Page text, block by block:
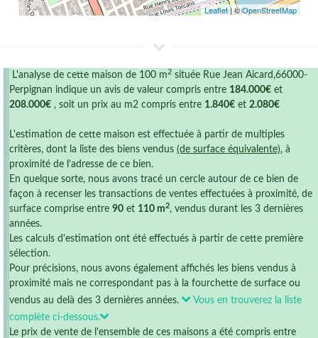
Leaflet| ©OpenStreetMap
L'analyse de cette maison de 100 m 2 située Rue Jean Aicard,66000-
Perpignan indique un avis de valeur compris entre 184.000€ et
208.000€ , soit un prix au m2 compris entre 1.840€ et 2.080€
L'estimation de cette maison est effectuée à partir de multiples
critères, dont la liste des biens vendus (de surface équivalente), à
proximité de l'adresse de ce bien.
En quelque sorte, nous avons tracé un cercle autour de ce bien de
façon à recenser les transactions de ventes effectuées à proximité, de
surface comprise entre 90 et 110 m2, vendus durant les 3 dernières
années.
Les calculs d'estimation ont été effectués à partir de cette première
sélection.
Pour précisions, nous avons également affichés les biens vendus à
proximité mais ne correspondant pas à la fourchette de surface ou
vendus au delà des 3 dernières années.
Vous en trouverez la liste
complète ci-dessous.
Le prix de vente de l'ensemble de ces maisons a été compris entre